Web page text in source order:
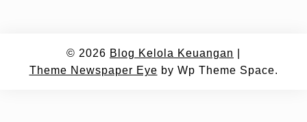
© 2026 Blog Kelola Keuangan
Theme Newspaper Eye by Wp Theme Space.